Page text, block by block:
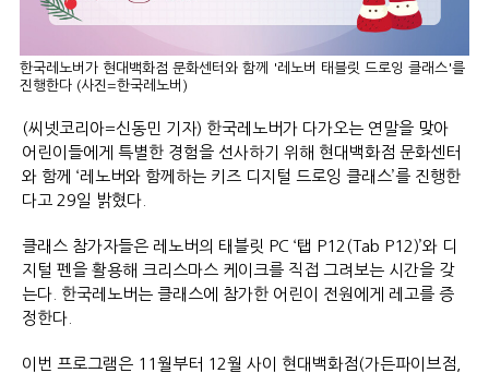
한국레노버가 현대백화점 문화센터와 함께 '레노버 태블릿 드로잉 클래스'를
진행한다 (사진=한국레노버)
(씨넷코리아=신동민 기자) 한국레노버가 다가오는 연말을 맞아
어린이들에게 특별한 경험을 선사하기 위해 현대백화점 문화센터
와 함께 ‘레노버와 함께하는 키즈 디지털 드로잉 클래스’를 진행한
다고 29일 밝혔다.
클래스 참가자들은 레노버의 태블릿 PC ‘탭 P12(Tab P12)’와 디
지털 펜을 활용해 크리스마스 케이크를 직접 그려보는 시간을 갖
는다. 한국레노버는 클래스에 참가한 어린이 전원에게 레고를 증
정한다.
이번 프로그램은 11월부터 12월 사이 현대백화점(가든파이브점,